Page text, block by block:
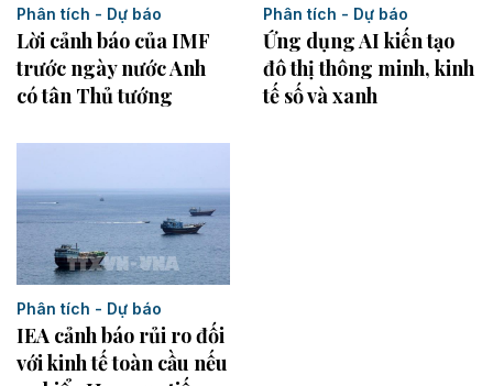
Phân tích - Dự báo
Lời cảnh báo của IMF
trước ngày nước Anh
có tân Thủ tướng
Phân tích - Dự báo
Ứng dụng AI kiến tạo
đô thị thông minh, kinh
tế số và xanh
Phân tích - Dự báo
IEA cảnh báo rủi ro đối
với kinh tế toàn cầu nếu